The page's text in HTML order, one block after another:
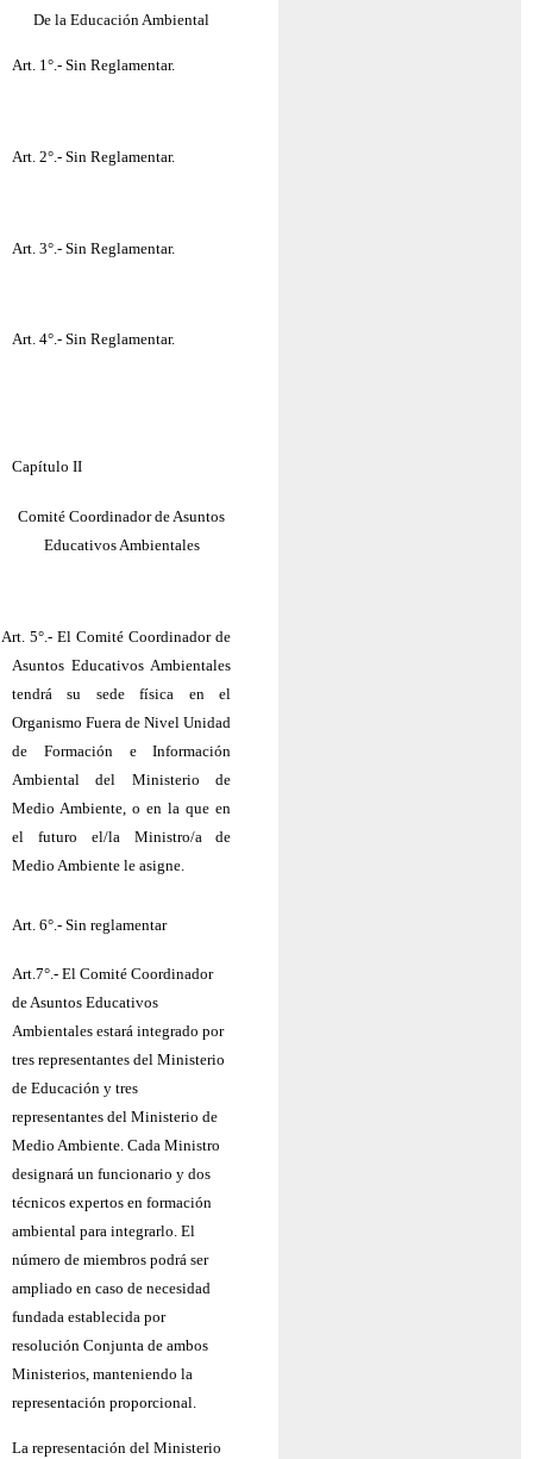
De la Educación Ambiental
Art. 1°.- Sin Reglamentar.
Art. 2°.- Sin Reglamentar.
Art. 3°.- Sin Reglamentar.
Art. 4°.- Sin Reglamentar.
Capítulo II
Comité Coordinador de Asuntos
Educativos Ambientales
Art. 5°.- El Comité Coordinador de
Asuntos Educativos Ambientales
tendrá su sede física en el
Organismo Fuera de Nivel Unidad
de Formación e Información
Ambiental del Ministerio de
Medio Ambiente, o en la que en
el futuro el/la Ministro/a de
Medio Ambiente le asigne.
Art. 6°.- Sin reglamentar
Art.7°.- El Comité Coordinador
de Asuntos Educativos
Ambientales estará integrado por
tres representantes del Ministerio
de Educación y tres
representantes del Ministerio de
Medio Ambiente. Cada Ministro
designará un funcionario y dos
técnicos expertos en formación
ambiental para integrarlo. El
número de miembros podrá ser
ampliado en caso de necesidad
fundada establecida por
resolución Conjunta de ambos
Ministerios, manteniendo la
representación proporcional.
La representación del Ministerio